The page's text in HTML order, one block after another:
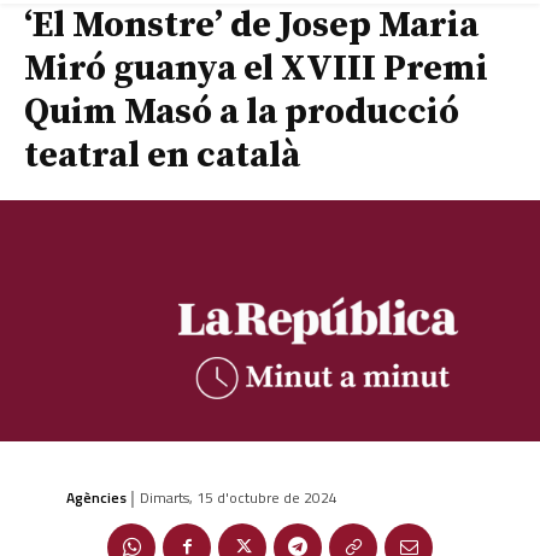
‘El Monstre’ de Josep Maria
Miró guanya el XVIII Premi
Quim Masó a la producció
teatral en català
Agències | Dimarts, 15 d'octubre de 2024